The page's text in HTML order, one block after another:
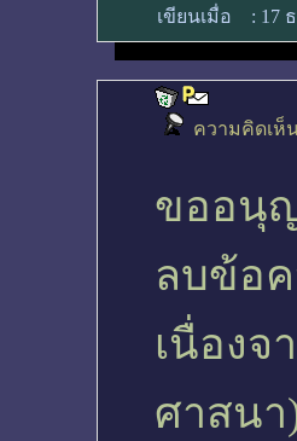
เขียนเมื่อ
: 17
ความคิดเห็
ขออนุ
ลบข้อ
เนื่องจ
ศาสนา